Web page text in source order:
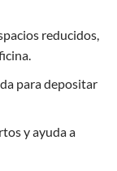
reducidos,
para depositar
y ayuda a